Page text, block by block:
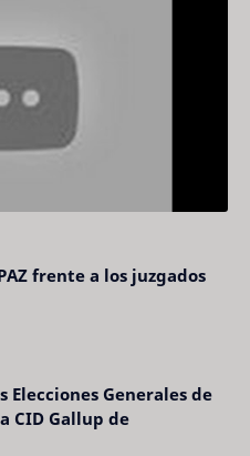
PAZ frente a los juzgados
Generales de
CID Gallup de